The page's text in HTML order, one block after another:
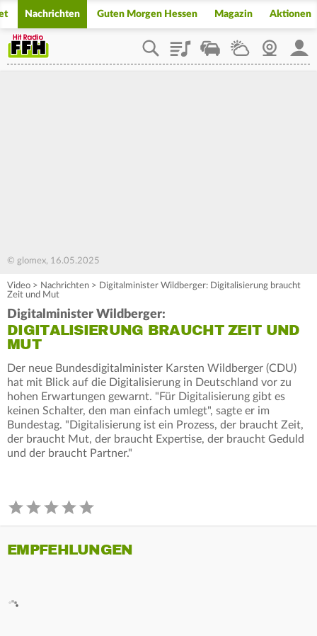
Nachrichten Guten Morgen Hessen Magazin Aktionen
PlaylistStaupilotWetterWebcam
© glomex, 16.05.2025
Video > Nachrichten > Digitalminister Wildberger: Digitalisierung braucht
Zeit und Mut
Digitalminister Wildberger:
DIGITALISIERUNG BRAUCHT ZEIT UND
MUT
Der neue Bundesdigitalminister Karsten Wildberger (CDU)
hat mit Blick auf die Digitalisierung in Deutschland vor zu
hohen Erwartungen gewarnt. "Für Digitalisierung gibt es
keinen Schalter, den man einfach umlegt", sagte er im
Bundestag. "Digitalisierung ist ein Prozess, der braucht Zeit,
der braucht Mut, der braucht Expertise, der braucht Geduld
und der braucht Partner."
EMPFEHLUNGEN